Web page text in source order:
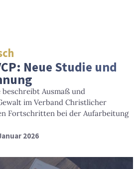
Neue Studie und
Ausmaß und
im Verband Christlicher
Fortschritten bei der Aufarbeitung
2026